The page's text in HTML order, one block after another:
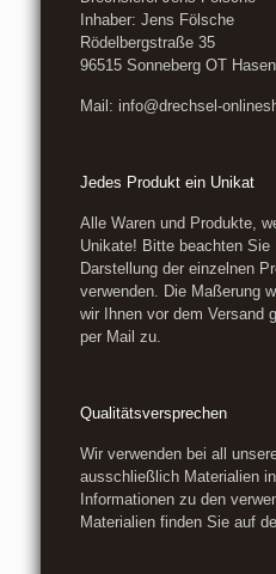
Inhaber: Jens Fölsche
Rödelbergstraße 35
96515 Sonneberg OT
Mail: info@drechsel-
Jedes Produkt ein Unikat
Alle Waren und Produkte,
Unikate! Bitte beachten Sie
Darstellung der einzelnen
verwenden. Die Maßerung
wir Ihnen vor dem Versand
per Mail zu.
Qualitätsversprechen
Wir verwenden bei all
ausschließlich Materialien
Informationen zu den
Materialien finden Sie auf